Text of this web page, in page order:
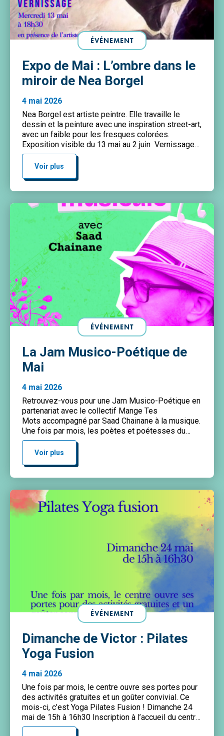
ÉVÉNEMENT
Expo de Mai : L’ombre dans le
miroir de Nea Borgel
4 mai 2026
Nea Borgel est artiste peintre. Elle travaille le
dessin et la peinture avec une inspiration street-art,
avec un faible pour les fresques colorées.
Exposition visible du 13 mai au 2 juin Vernissage
:Mercredi 13 mai à 18h30en présence de l’artiste et
avec un DJ set de @electro_melaninEntrée libre
Finissage :Mardi 2 juin à 18h30Entrée libre
Voir plus
ÉVÉNEMENT
La Jam Musico-Poétique de
Mai
4 mai 2026
Retrouvez-vous pour une Jam Musico-Poétique en
partenariat avec le collectif Mange Tes
Mots accompagné par Saad Chainane à la musique.
Une fois par mois, les poètes et poétesses du
11ème arrondissement se retrouvent pour partager
leurs textes accompagné.e.s par un.e musicien.ne
différent.e à chaque fois ! Rendez-vous jeudi 7 mai
Voir plus
ÉVÉNEMENT
Dimanche de Victor : Pilates
Yoga Fusion
4 mai 2026
Une fois par mois, le centre ouvre ses portes pour
des activités gratuites et un goûter convivial. Ce
mois-ci, c’est Yoga Pilates Fusion ! Dimanche 24
mai de 15h à 16h30 Inscription à l’accueil du centre,
par téléphone au 01 55 28 87 90 ou par mail